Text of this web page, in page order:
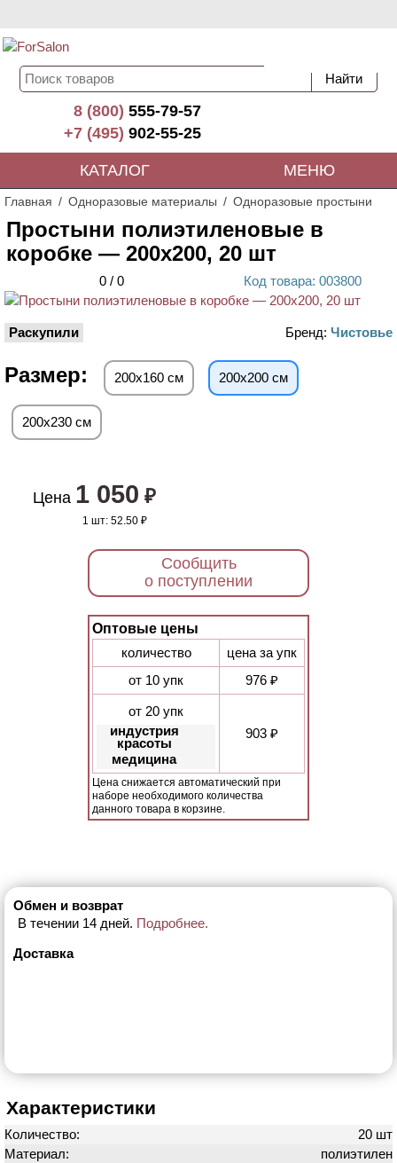
8 (800)555-79-57
+7 (495)902-55-25
КАТАЛОГ МЕНЮ
Главная Одноразовые материалы Одноразовые простыни
Простыни полиэтиленовые в
коробке — 200х200, 20 шт
0 / 0 Код товара: 003800
Раскупили Бренд: Чистовье
Размер: 200х160 см 200х200 см
200х230 см
Цена 1 050 ₽
1 шт:52.50 ₽
Сообщить
о поступлении
Оптовые цены
количество
цена за упк
от 10 упк
976 ₽
от 20 упк
индустрия
красоты
медицина
903 ₽
Цена снижается автоматический при
наборе необходимого количества
данного товара в корзине.
Обмен и возврат
В течении 14 дней. Подробнее.
Доставка
Характеристики
Количество:
20 шт
Материал:
полиэтилен